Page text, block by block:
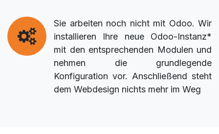
Sie arbeiten noch nicht mit Odoo. Wir
installieren Ihre neue Odoo-Instanz*
mit den entsprechenden Modulen und
nehmen die grundlegende
Konfiguration vor. Anschließend steht
dem Webdesign nichts mehr im Weg